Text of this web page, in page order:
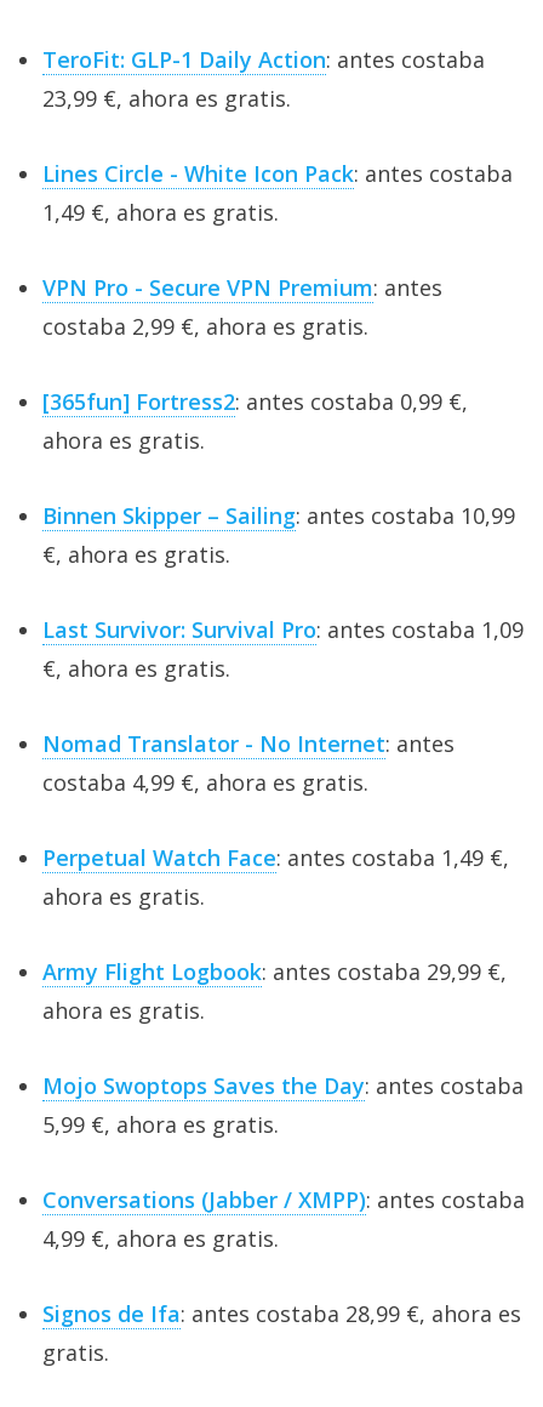
TeroFit: GLP-1 Daily Action: antes costaba
23,99 €, ahora es gratis.
Lines Circle - White Icon Pack: antes costaba
1,49 €, ahora es gratis.
VPN Pro - Secure VPN Premium: antes
costaba 2,99 €, ahora es gratis.
[365fun] Fortress2: antes costaba 0,99 €,
ahora es gratis.
Binnen Skipper – Sailing: antes costaba 10,99
€, ahora es gratis.
Last Survivor: Survival Pro: antes costaba 1,09
€, ahora es gratis.
Nomad Translator - No Internet: antes
costaba 4,99 €, ahora es gratis.
Perpetual Watch Face: antes costaba 1,49 €,
ahora es gratis.
Army Flight Logbook: antes costaba 29,99 €,
ahora es gratis.
Mojo Swoptops Saves the Day: antes costaba
5,99 €, ahora es gratis.
Conversations (Jabber / XMPP): antes costaba
4,99 €, ahora es gratis.
Signos de Ifa: antes costaba 28,99 €, ahora es
gratis.